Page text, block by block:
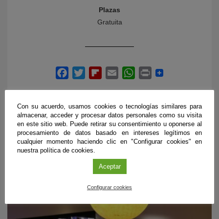
Plazas
Gratuita
PRÓXIMOS EVENTOS
Con su acuerdo, usamos cookies o tecnologías similares para
almacenar, acceder y procesar datos personales como su visita
en este sitio web. Puede retirar su consentimiento u oponerse al
procesamiento de datos basado en intereses legítimos en
cualquier momento haciendo clic en "Configurar cookies" en
nuestra política de cookies.
Aceptar
Configurar cookies